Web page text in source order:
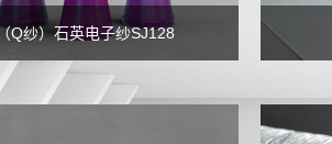
（Q纱）石英电子纱SJ128